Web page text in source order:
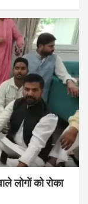
लोगों को रोका